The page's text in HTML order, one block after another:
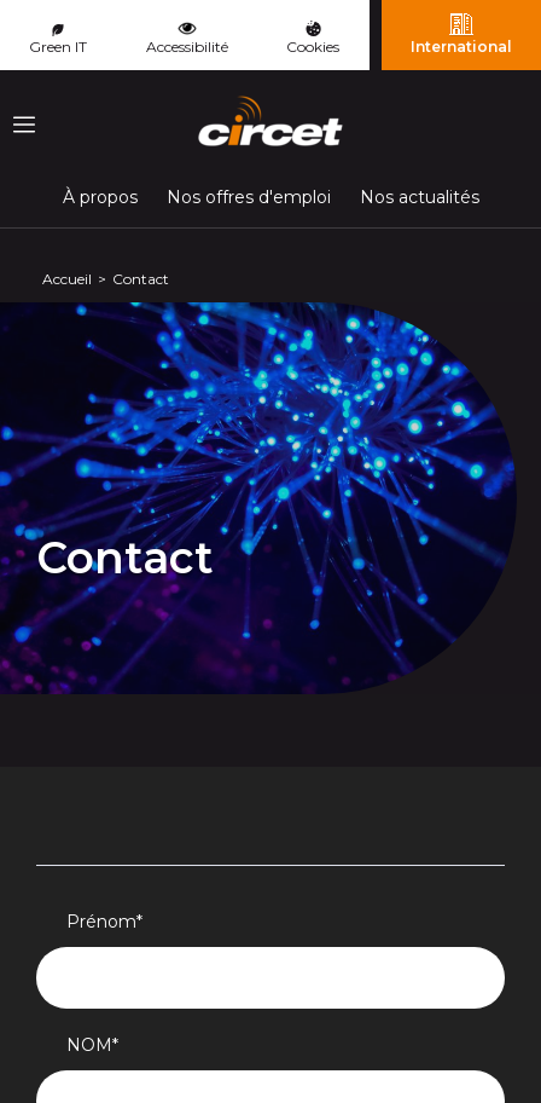
Green IT Accessibilité Cookies International
Menu
À propos Nos offres d'emploi Nos actualités
Accueil Contact
Contact
Prénom*
NOM*